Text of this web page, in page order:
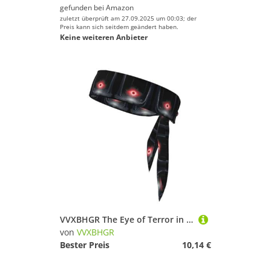
gefunden bei Amazon
zuletzt überprüft am 27.09.2025 um 00:03; der
Preis kann sich seitdem geändert haben.
Keine weiteren Anbieter
VVXBHGR The Eye of Terror in the Forest Prints Sport-Stirnband für Damen und Herren, weich und atmungsaktiv, feuchtigkeitsableitend, sportlich
von VVXBHGR
Bester Preis
10,14 €